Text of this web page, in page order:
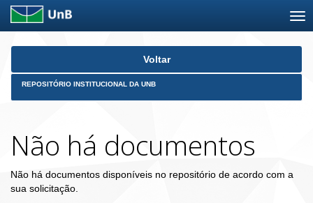
Skip
Voltar
REPOSITÓRIO INSTITUCIONAL DA UNB
Não há documentos
Não há documentos disponíveis no repositório de acordo com a
sua solicitação.